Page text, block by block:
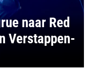
naar Red
Verstappen-